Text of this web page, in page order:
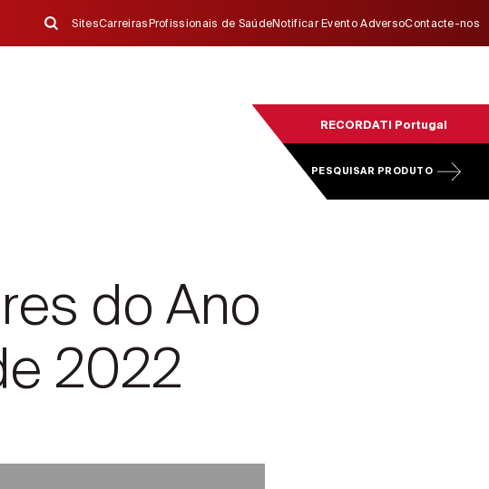
SitesCarreirasProfissionais de SaúdeNotificar Evento AdversoContacte-nos
PESQUISAR PRODUTO
RECORDATI Portugal
do Ano
2022